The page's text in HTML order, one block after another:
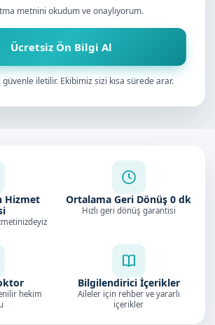
metnini okudum ve onaylıyorum.
Ücretsiz Ön Bilgi Al
güvenle iletilir. Ekibimiz sizi kısa sürede arar.
Hizmet
Ortalama Geri Dönüş 0 dk
Hızlı geri dönüş garantisi
hekim
Bilgilendirici İçerikler
Aileler için rehber ve yararlı
içerikler